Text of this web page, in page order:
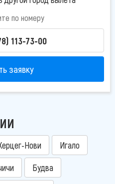
по номеру
113-73-00
заявку
Нови Игало
Будва